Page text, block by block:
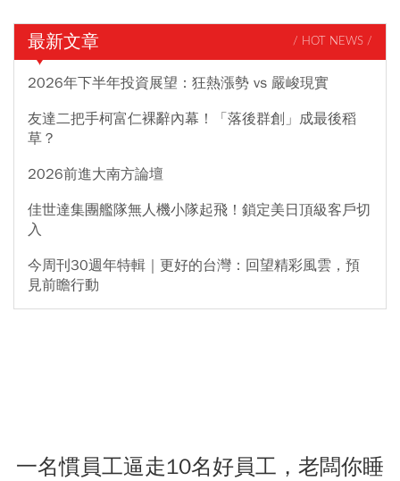
最新文章 / HOT NEWS /
2026年下半年投資展望：狂熱漲勢 vs 嚴峻現實
友達二把手柯富仁裸辭內幕！「落後群創」成最後稻
草？
2026前進大南方論壇
佳世達集團艦隊無人機小隊起飛！鎖定美日頂級客戶切
入
今周刊30週年特輯｜更好的台灣：回望精彩風雲，預
見前瞻行動
一名慣員工逼走10名好員工，老闆你睡